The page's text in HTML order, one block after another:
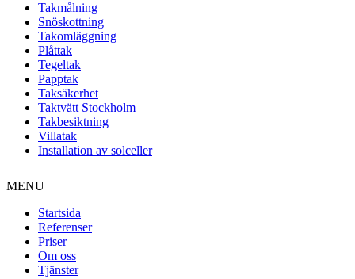
Takmålning
Snöskottning
Takomläggning
Plåttak
Tegeltak
Papptak
Taksäkerhet
Taktvätt Stockholm
Takbesiktning
Villatak
Installation av solceller
MENU
Startsida
Referenser
Priser
Om oss
Tjänster